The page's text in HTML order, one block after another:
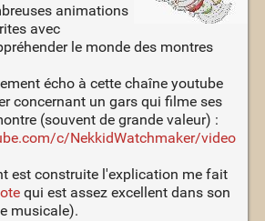
animations
avec
le monde des montres
écho à cette chaîne youtube
concernant un gars qui filme ses
(souvent de grande valeur) :
c/NekkidWatchmaker/video
est construite l'explication me fait
qui est assez excellent dans son
musicale).